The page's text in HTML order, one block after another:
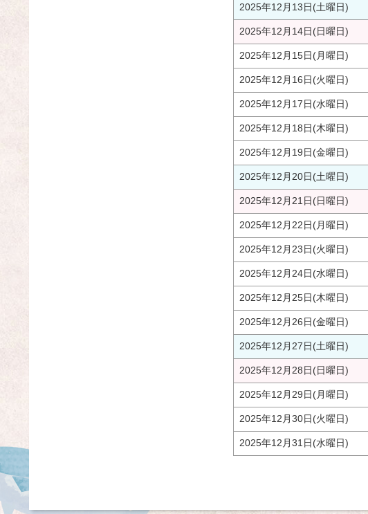
2025年12月13日(土曜日)
2025年12月14日(日曜日)
2025年12月15日(月曜日)
2025年12月16日(火曜日)
2025年12月17日(水曜日)
2025年12月18日(木曜日)
2025年12月19日(金曜日)
2025年12月20日(土曜日)
2025年12月21日(日曜日)
2025年12月22日(月曜日)
2025年12月23日(火曜日)
2025年12月24日(水曜日)
2025年12月25日(木曜日)
2025年12月26日(金曜日)
2025年12月27日(土曜日)
2025年12月28日(日曜日)
2025年12月29日(月曜日)
2025年12月30日(火曜日)
2025年12月31日(水曜日)